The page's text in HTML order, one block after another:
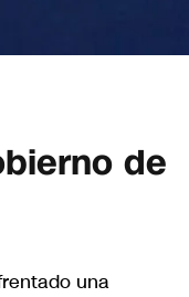
de
una